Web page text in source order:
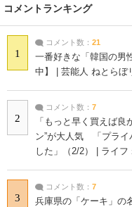
コメントランキング
1
コメント数： 21
一番好きな「韓国の男
中】 | 芸能人 ねとらぼ
2
コメント数： 7
「もっと早く買えば
ン”が大人気 「プライ
した」（2/2） | ライフ
3
コメント数： 7
兵庫県の「ケーキ」の